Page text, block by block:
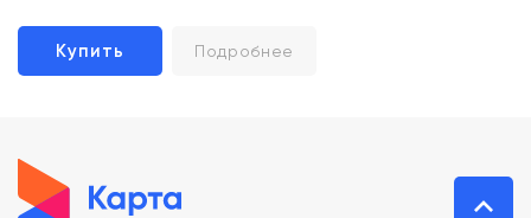
Купить Подробнее